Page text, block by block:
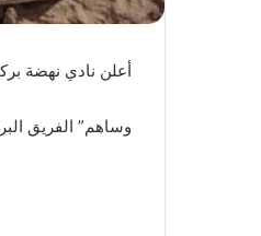
أعلن نادي نهضة
وساهم” الفريق البرتقالي” بمبلغ 500 ألف درهم في الصندوق